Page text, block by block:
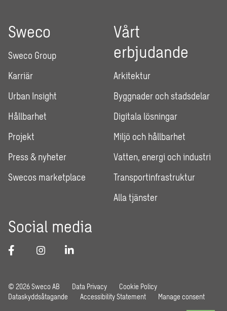
Sweco
Sweco Group
Karriär
Urban Insight
Hållbarhet
Projekt
Press & nyheter
Swecos marketplace
Vårt
erbjudande
Arkitektur
Byggnader och stadsdelar
Digitala lösningar
Miljö och hållbarhet
Vatten, energi och industri
Transportinfrastruktur
Alla tjänster
Social media
© 2026 Sweco AB Data Privacy
Cookie Policy
Dataskyddsåtagande
Accessibility Statement Manage consent